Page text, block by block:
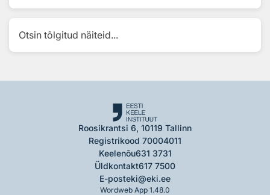
Otsin tõlgitud näiteid...
Roosikrantsi 6, 10119 Tallinn
Registrikood 70004011
Keelenõu631 3731
Üldkontakt617 7500
E-posteki@eki.ee
Wordweb App 1.48.0